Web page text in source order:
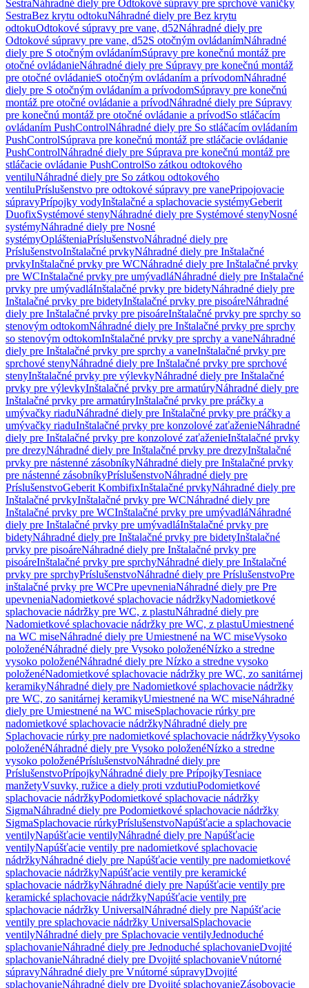
SestraNáhradné diely pre Odtokové súpravy pre sprchové vaničky
SestraBez krytu odtokuNáhradné diely pre Bez krytu
odtokuOdtokové súpravy pre vane, d52Náhradné diely pre
Odtokové súpravy pre vane, d52S otočným ovládanímNáhradné
diely pre S otočným ovládanímSúpravy pre konečnú montáž pre
otočné ovládanieNáhradné diely pre Súpravy pre konečnú montáž
pre otočné ovládanieS otočným ovládaním a prívodomNáhradné
diely pre S otočným ovládaním a prívodomSúpravy pre konečnú
montáž pre otočné ovládanie a prívodNáhradné diely pre Súpravy
pre konečnú montáž pre otočné ovládanie a prívodSo stláčacím
ovládaním PushControlNáhradné diely pre So stláčacím ovládaním
PushControlSúprava pre konečnú montáž pre stláčacie ovládanie
PushControlNáhradné diely pre Súprava pre konečnú montáž pre
stláčacie ovládanie PushControlSo zátkou odtokového
ventiluNáhradné diely pre So zátkou odtokového
ventiluPríslušenstvo pre odtokové súpravy pre vanePripojovacie
súpravyPrípojky vodyInštalačné a splachovacie systémyGeberit
DuofixSystémové stenyNáhradné diely pre Systémové stenyNosné
systémyNáhradné diely pre Nosné
systémyOplášteniaPríslušenstvoNáhradné diely pre
PríslušenstvoInštalačné prvkyNáhradné diely pre Inštalačné
prvkyInštalačné prvky pre WCNáhradné diely pre Inštalačné prvky
pre WCInštalačné prvky pre umývadláNáhradné diely pre Inštalačné
prvky pre umývadláInštalačné prvky pre bidetyNáhradné diely pre
Inštalačné prvky pre bidetyInštalačné prvky pre pisoáreNáhradné
diely pre Inštalačné prvky pre pisoáreInštalačné prvky pre sprchy so
stenovým odtokomNáhradné diely pre Inštalačné prvky pre sprchy
so stenovým odtokomInštalačné prvky pre sprchy a vaneNáhradné
diely pre Inštalačné prvky pre sprchy a vaneInštalačné prvky pre
sprchové stenyNáhradné diely pre Inštalačné prvky pre sprchové
stenyInštalačné prvky pre výlevkyNáhradné diely pre Inštalačné
prvky pre výlevkyInštalačné prvky pre armatúryNáhradné diely pre
Inštalačné prvky pre armatúryInštalačné prvky pre práčky a
umývačky riaduNáhradné diely pre Inštalačné prvky pre práčky a
umývačky riaduInštalačné prvky pre konzolové zaťaženieNáhradné
diely pre Inštalačné prvky pre konzolové zaťaženieInštalačné prvky
pre drezyNáhradné diely pre Inštalačné prvky pre drezyInštalačné
prvky pre nástenné zásobníkyNáhradné diely pre Inštalačné prvky
pre nástenné zásobníkyPríslušenstvoNáhradné diely pre
PríslušenstvoGeberit KombifixInštalačné prvkyNáhradné diely pre
Inštalačné prvkyInštalačné prvky pre WCNáhradné diely pre
Inštalačné prvky pre WCInštalačné prvky pre umývadláNáhradné
diely pre Inštalačné prvky pre umývadláInštalačné prvky pre
bidetyNáhradné diely pre Inštalačné prvky pre bidetyInštalačné
prvky pre pisoáreNáhradné diely pre Inštalačné prvky pre
pisoáreInštalačné prvky pre sprchyNáhradné diely pre Inštalačné
prvky pre sprchyPríslušenstvoNáhradné diely pre PríslušenstvoPre
inštalačné prvky pre WCPre upevneniaNáhradné diely pre Pre
upevneniaNadomietkové splachovacie nádržkyNadomietkové
splachovacie nádržky pre WC, z plastuNáhradné diely pre
Nadomietkové splachovacie nádržky pre WC, z plastuUmiestnené
na WC miseNáhradné diely pre Umiestnené na WC miseVysoko
položenéNáhradné diely pre Vysoko položenéNízko a stredne
vysoko položenéNáhradné diely pre Nízko a stredne vysoko
položenéNadomietkové splachovacie nádržky pre WC, zo sanitárnej
keramikyNáhradné diely pre Nadomietkové splachovacie nádržky
pre WC, zo sanitárnej keramikyUmiestnené na WC miseNáhradné
diely pre Umiestnené na WC miseSplachovacie rúrky pre
nadomietkové splachovacie nádržkyNáhradné diely pre
Splachovacie rúrky pre nadomietkové splachovacie nádržkyVysoko
položenéNáhradné diely pre Vysoko položenéNízko a stredne
vysoko položenéPríslušenstvoNáhradné diely pre
PríslušenstvoPrípojkyNáhradné diely pre PrípojkyTesniace
manžetyVsuvky, ružice a diely proti vzdutiuPodomietkové
splachovacie nádržkyPodomietkové splachovacie nádržky
SigmaNáhradné diely pre Podomietkové splachovacie nádržky
SigmaSplachovacie rúrkyPríslušenstvoNapúšťacie a splachovacie
ventilyNapúšťacie ventilyNáhradné diely pre Napúšťacie
ventilyNapúšťacie ventily pre nadomietkové splachovacie
nádržkyNáhradné diely pre Napúšťacie ventily pre nadomietkové
splachovacie nádržkyNapúšťacie ventily pre keramické
splachovacie nádržkyNáhradné diely pre Napúšťacie ventily pre
keramické splachovacie nádržkyNapúšťacie ventily pre
splachovacie nádržky UniversalNáhradné diely pre Napúšťacie
ventily pre splachovacie nádržky UniversalSplachovacie
ventilyNáhradné diely pre Splachovacie ventilyJednoduché
splachovanieNáhradné diely pre Jednoduché splachovanieDvojité
splachovanieNáhradné diely pre Dvojité splachovanieVnútorné
súpravyNáhradné diely pre Vnútorné súpravyDvojité
splachovanieNáhradné diely pre Dvojité splachovanieZásobovacie